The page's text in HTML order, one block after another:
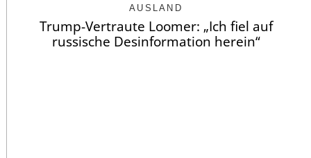
AUSLAND
Trump-Vertraute Loomer: „Ich fiel auf
russische Desinformation herein“